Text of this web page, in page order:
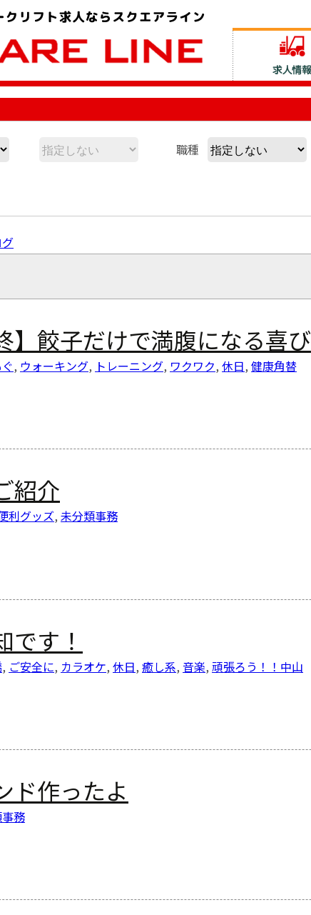
お問い合わせ電話番号：048-757-8232 受付時間 9:00 ～ 18:00
職種
】餃子だけで満腹になる喜び
, ウォーキング, トレーニング, ワクワク, 休日, 健康角替
紹介
利グッズ, 未分類事務
です！
, ご安全に, カラオケ, 休日, 癒し系, 音楽, 頑張ろう！！ 中山
ド作ったよ
事務